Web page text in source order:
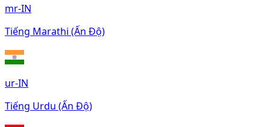
mr-IN
Tiếng Marathi (Ấn Độ)
ur-IN
Tiếng Urdu (Ấn Độ)